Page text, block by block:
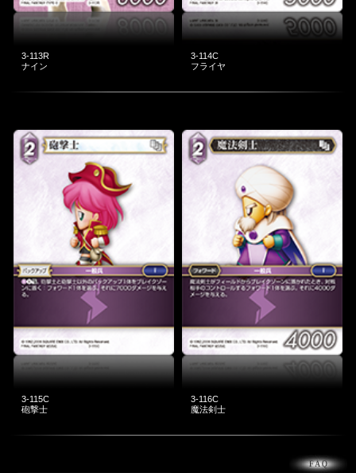
3-113R
ナイン
3-114C
フライヤ
3-115C
砲撃士
3-116C
魔法剣士